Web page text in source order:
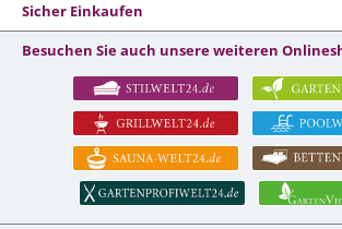
Sicher Einkaufen
Besuchen Sie auch unsere weiteren